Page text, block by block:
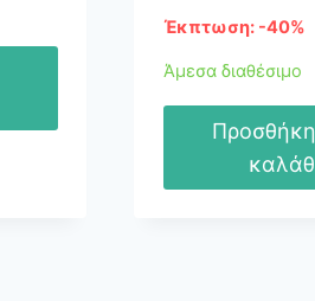
135,15 €.
Έκπτωση: -40%
Άμεσα διαθέσιμο